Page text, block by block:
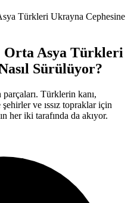
Türkleri Ukrayna Cephesine
Orta Asya Türkleri
Sürülüyor?
Türklerin kanı,
ve ıssız topraklar için
her iki tarafında da akıyor.